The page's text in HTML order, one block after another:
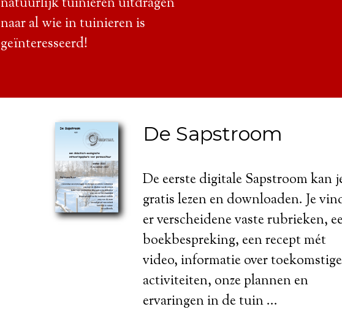
naar al wie in tuinieren is
geïnteresseerd!
De Sapstroom
De eerste digitale Sapstroom kan
gratis lezen en downloaden. Je
er verscheidene vaste rubrieken,
boekbespreking, een recept mét
video, informatie over toekomstige
activiteiten, onze plannen en
ervaringen in de tuin ...